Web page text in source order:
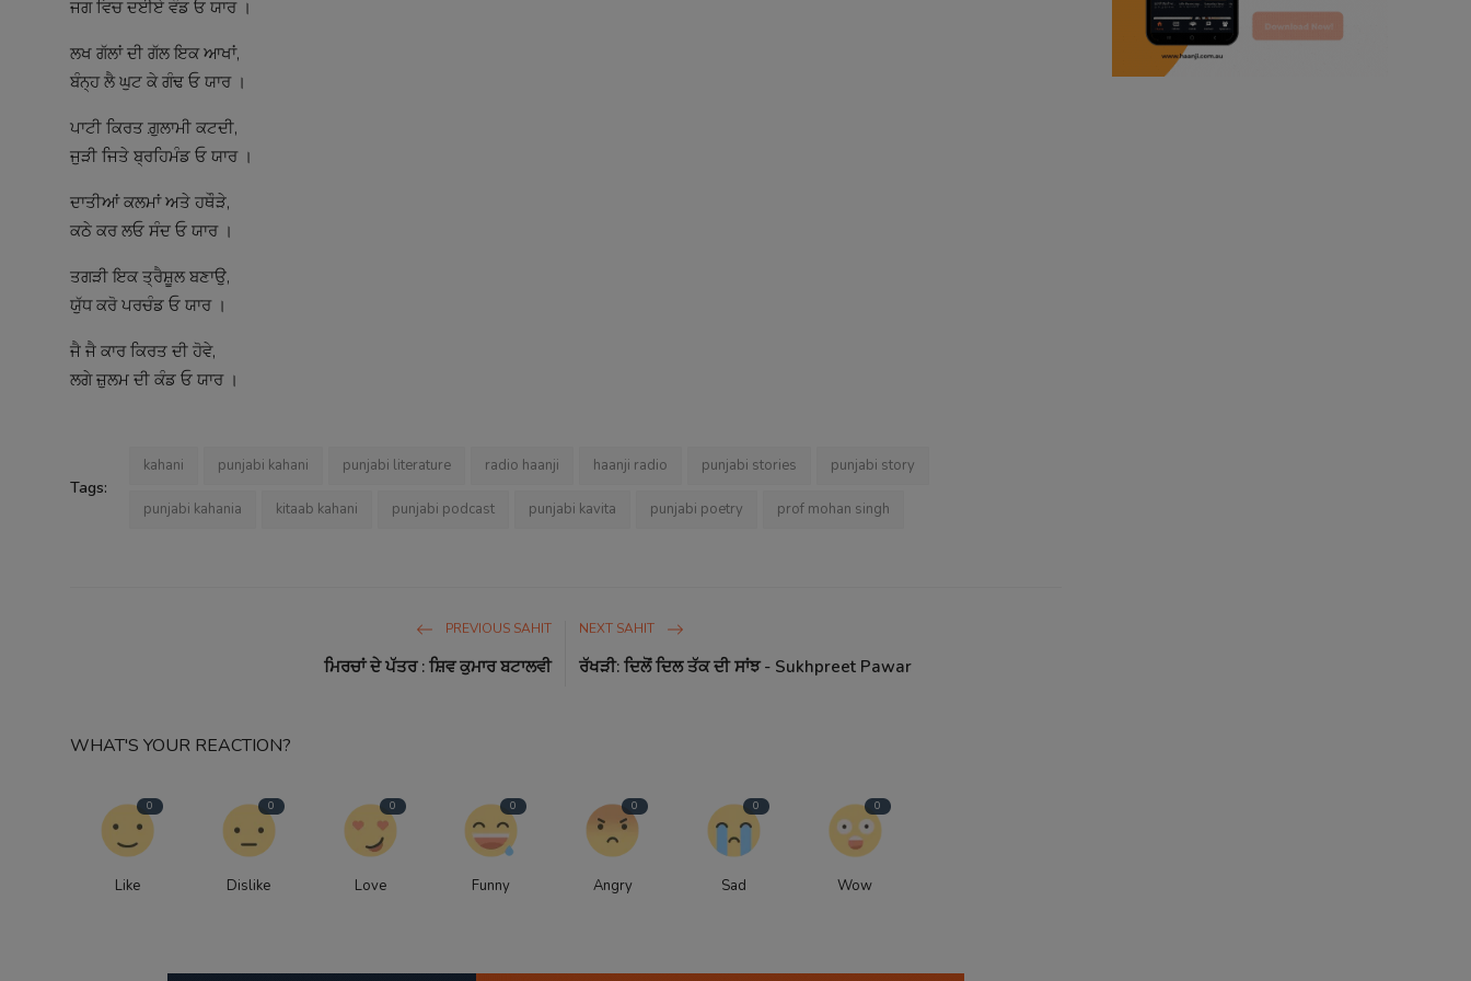
ਜਗ ਵਿਚ ਦਈਏ ਵੰਡ ਓ ਯਾਰ ।
ਲਖ ਗੱਲਾਂ ਦੀ ਗੱਲ ਇਕ ਆਖਾਂ,
ਬੰਨ੍ਹ ਲੈ ਘੁਟ ਕੇ ਗੰਢ ਓ ਯਾਰ ।
ਪਾਟੀ ਕਿਰਤ ਗ਼ੁਲਾਮੀ ਕਟਦੀ,
ਜੁੜੀ ਜਿਤੇ ਬ੍ਰਹਿਮੰਡ ਓ ਯਾਰ ।
ਦਾਤੀਆਂ ਕਲਮਾਂ ਅਤੇ ਹਥੌੜੇ,
ਕਠੇ ਕਰ ਲਓ ਸੰਦ ਓ ਯਾਰ ।
ਤਗੜੀ ਇਕ ਤ੍ਰੈਸ਼ੂਲ ਬਣਾਉ,
ਯੁੱਧ ਕਰੋ ਪਰਚੰਡ ਓ ਯਾਰ ।
ਜੈ ਜੈ ਕਾਰ ਕਿਰਤ ਦੀ ਹੋਵੇ,
ਲਗੇ ਜ਼ੁਲਮ ਦੀ ਕੰਡ ਓ ਯਾਰ ।
Tags:
kahani punjabi kahani punjabi literature radio haanji haanji radio punjabi stories punjabi story
punjabi kahania kitaab kahani punjabi podcast punjabi kavita punjabi poetry prof mohan singh
PREVIOUS SAHIT
ਮਿਰਚਾਂ ਦੇ ਪੱਤਰ : ਸ਼ਿਵ ਕੁਮਾਰ ਬਟਾਲਵੀ
NEXT SAHIT
ਰੱਖੜੀ: ਦਿਲੋਂ ਦਿਲ ਤੱਕ ਦੀ ਸਾਂਝ - Sukhpreet Pawar
WHAT'S YOUR REACTION?
0
Like
0
Dislike
0
Love
0
Funny
0
Angry
0
Sad
0
Wow
punjabi kahani